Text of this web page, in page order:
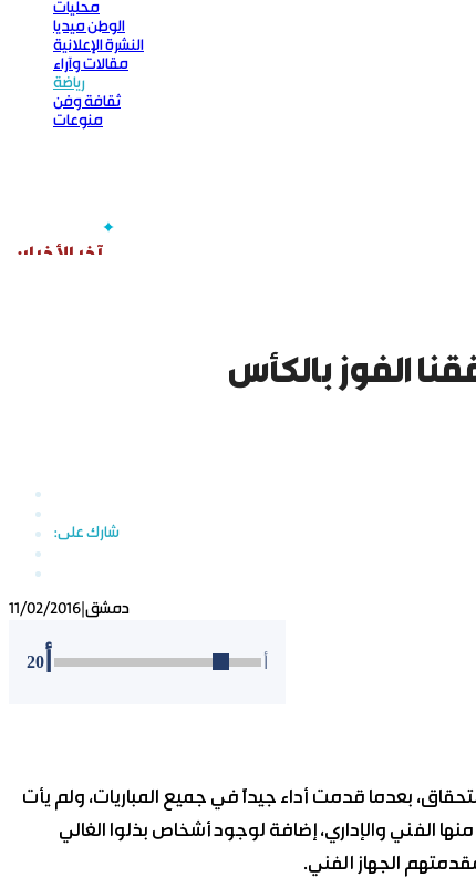
محليات
الوطن ميديا
النشرة الإعلانية
مقالات وآراء
رياضة
ثقافة وفن
منوعات
الفوز بالكأس
11/02/2016 دمشق
20
بعدما قدمت أداء جيداً في جميع المباريات، ولم يأت
الفني والإداري، إضافة لوجود أشخاص بذلوا الغالي
الجهاز الفني.